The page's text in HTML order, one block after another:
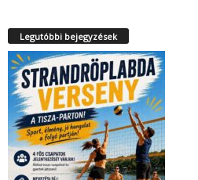
Legutóbbi bejegyzések